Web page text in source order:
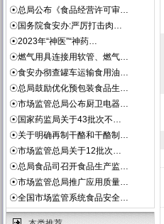
☉总局公布《食品经营许可审…
☉国务院食安办:严厉打击肉…
☉2023年“神医”“神药…
☉燃气用具连接用软管、燃气…
☉食安办彻查罐车运输食用油…
☉总局鼓励优化预包装食品生…
☉市场监管总局公布厨卫电器…
☉国家药监局关于43批次不…
☉关于明确再制干酪和干酪制…
☉市场监管总局关于12批次…
☉总局食品司召开食品生产监…
☉市场监管总局推广应用质量…
☉全国市场监管系统食品安全…